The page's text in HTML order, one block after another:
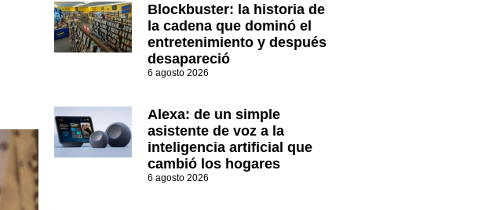
Blockbuster: la historia de
la cadena que dominó el
entretenimiento y después
desapareció
6 agosto 2026
Alexa: de un simple
asistente de voz a la
inteligencia artificial que
cambió los hogares
6 agosto 2026